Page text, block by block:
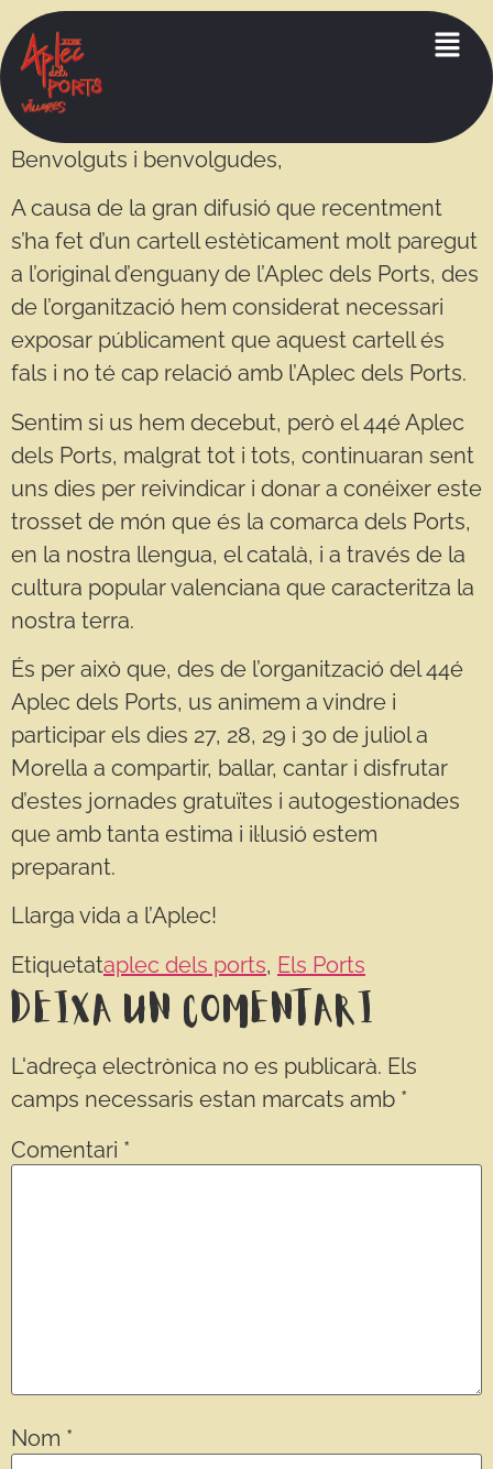
Benvolguts i benvolgudes,
A causa de la gran difusió que recentment
s’ha fet d’un cartell estèticament molt paregut
a l’original d’enguany de l’Aplec dels Ports, des
de l’organització hem considerat necessari
exposar públicament que aquest cartell és
fals i no té cap relació amb l’Aplec dels Ports.
Sentim si us hem decebut, però el 44é Aplec
dels Ports, malgrat tot i tots, continuaran sent
uns dies per reivindicar i donar a conéixer este
trosset de món que és la comarca dels Ports,
en la nostra llengua, el català, i a través de la
cultura popular valenciana que caracteritza la
nostra terra.
És per això que, des de l’organització del 44é
Aplec dels Ports, us animem a vindre i
participar els dies 27, 28, 29 i 30 de juliol a
Morella a compartir, ballar, cantar i disfrutar
d’estes jornades gratuïtes i autogestionades
que amb tanta estima i il·lusió estem
preparant.
Llarga vida a l’Aplec!
Etiquetataplec dels ports, Els Ports
Deixa un comentari
L'adreça electrònica no es publicarà. Els
camps necessaris estan marcats amb *
Comentari *
Nom *